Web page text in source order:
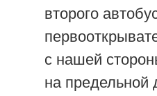
второго
с нашей
на предельной